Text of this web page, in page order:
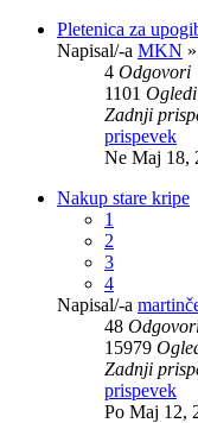
Pletenica za
Napisal/-a MKN
4 Odgovori
1101 Ogledi
Zadnji
prispevek
Ne Maj 18,
Nakup stare kripe
1
2
3
4
Napisal/-a
48
15979
Zadnji
prispevek
Po Maj 12,